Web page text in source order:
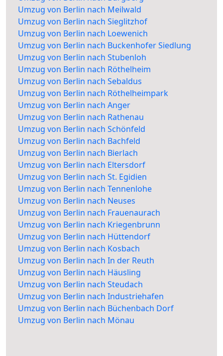
Umzug von Berlin nach Meilwald
Umzug von Berlin nach Sieglitzhof
Umzug von Berlin nach Loewenich
Umzug von Berlin nach Buckenhofer Siedlung
Umzug von Berlin nach Stubenloh
Umzug von Berlin nach Röthelheim
Umzug von Berlin nach Sebaldus
Umzug von Berlin nach Röthelheimpark
Umzug von Berlin nach Anger
Umzug von Berlin nach Rathenau
Umzug von Berlin nach Schönfeld
Umzug von Berlin nach Bachfeld
Umzug von Berlin nach Bierlach
Umzug von Berlin nach Eltersdorf
Umzug von Berlin nach St. Egidien
Umzug von Berlin nach Tennenlohe
Umzug von Berlin nach Neuses
Umzug von Berlin nach Frauenaurach
Umzug von Berlin nach Kriegenbrunn
Umzug von Berlin nach Hüttendorf
Umzug von Berlin nach Kosbach
Umzug von Berlin nach In der Reuth
Umzug von Berlin nach Häusling
Umzug von Berlin nach Steudach
Umzug von Berlin nach Industriehafen
Umzug von Berlin nach Büchenbach Dorf
Umzug von Berlin nach Mönau